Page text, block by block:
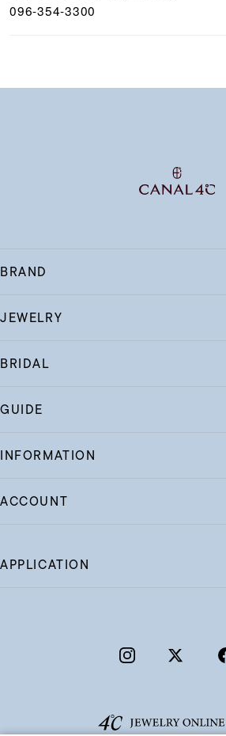
096-354-3300
BRAND
JEWELRY
BRIDAL
GUIDE
INFORMATION
ACCOUNT
APPLICATION